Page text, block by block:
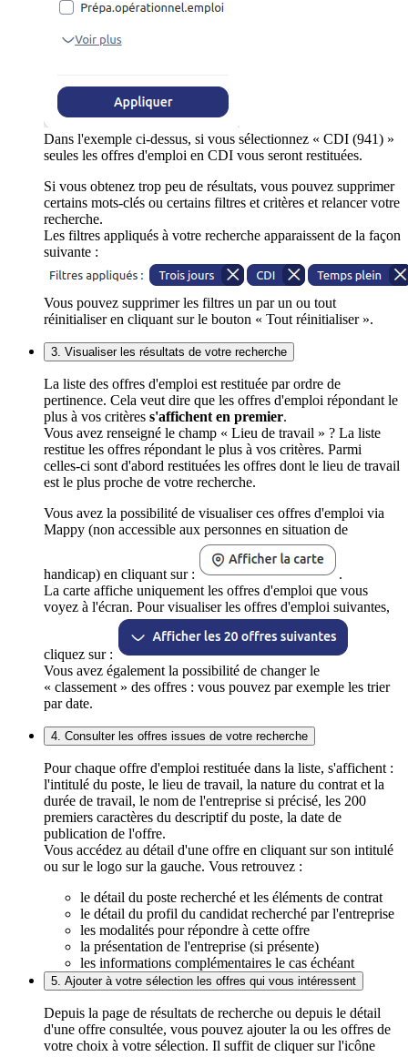
Dans l'exemple ci-dessus, si vous sélectionnez « CDI (941) »
seules les offres d'emploi en CDI vous seront restituées.
Si vous obtenez trop peu de résultats, vous pouvez supprimer
certains mots-clés ou certains filtres et critères et relancer votre
recherche.
Les filtres appliqués à votre recherche apparaissent de la façon
suivante :
Vous pouvez supprimer les filtres un par un ou tout
réinitialiser en cliquant sur le bouton « Tout réinitialiser ».
3. Visualiser les résultats de votre recherche
La liste des offres d'emploi est restituée par ordre de
pertinence. Cela veut dire que les offres d'emploi répondant le
plus à vos critères s'affichent en premier.
Vous avez renseigné le champ « Lieu de travail » ? La liste
restitue les offres répondant le plus à vos critères. Parmi
celles-ci sont d'abord restituées les offres dont le lieu de travail
est le plus proche de votre recherche.
Vous avez la possibilité de visualiser ces offres d'emploi via
Mappy (non accessible aux personnes en situation de
handicap) en cliquant sur :
.
La carte affiche uniquement les offres d'emploi que vous
voyez à l'écran. Pour visualiser les offres d'emploi suivantes,
cliquez sur :
Vous avez également la possibilité de changer le
« classement » des offres : vous pouvez par exemple les trier
par date.
4. Consulter les offres issues de votre recherche
Pour chaque offre d'emploi restituée dans la liste, s'affichent :
l'intitulé du poste, le lieu de travail, la nature du contrat et la
durée de travail, le nom de l'entreprise si précisé, les 200
premiers caractères du descriptif du poste, la date de
publication de l'offre.
Vous accédez au détail d'une offre en cliquant sur son intitulé
ou sur le logo sur la gauche. Vous retrouvez :
le détail du poste recherché et les éléments de contrat
le détail du profil du candidat recherché par l'entreprise
les modalités pour répondre à cette offre
la présentation de l'entreprise (si présente)
les informations complémentaires le cas échéant
5. Ajouter à votre sélection les offres qui vous intéressent
Depuis la page de résultats de recherche ou depuis le détail
d'une offre consultée, vous pouvez ajouter la ou les offres de
votre choix à votre sélection. Il suffit de cliquer sur l'icône